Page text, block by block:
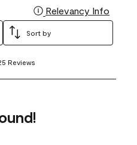
Relevancy Info
Sort by
Reviews